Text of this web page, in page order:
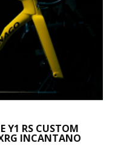
Y1 RS CUSTOM
INCANTANO